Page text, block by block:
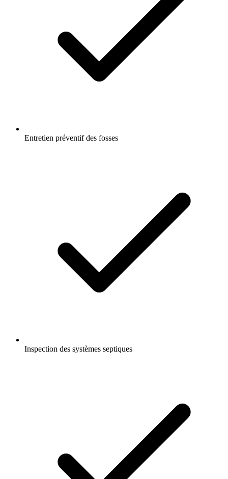
Entretien préventif des fosses
Inspection des systèmes septiques